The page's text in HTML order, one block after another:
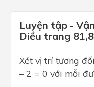
Luyện tập -
Diều trang
Xét vị trí tương
– 2 = 0 với mỗi